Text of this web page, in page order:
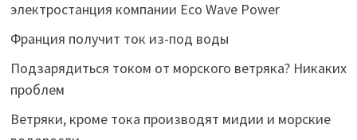
электростанция компании Eco Wave Power
Франция получит ток из-под воды
Подзарядиться током от морского ветряка? Никаких
проблем
Ветряки, кроме тока производят мидии и морские